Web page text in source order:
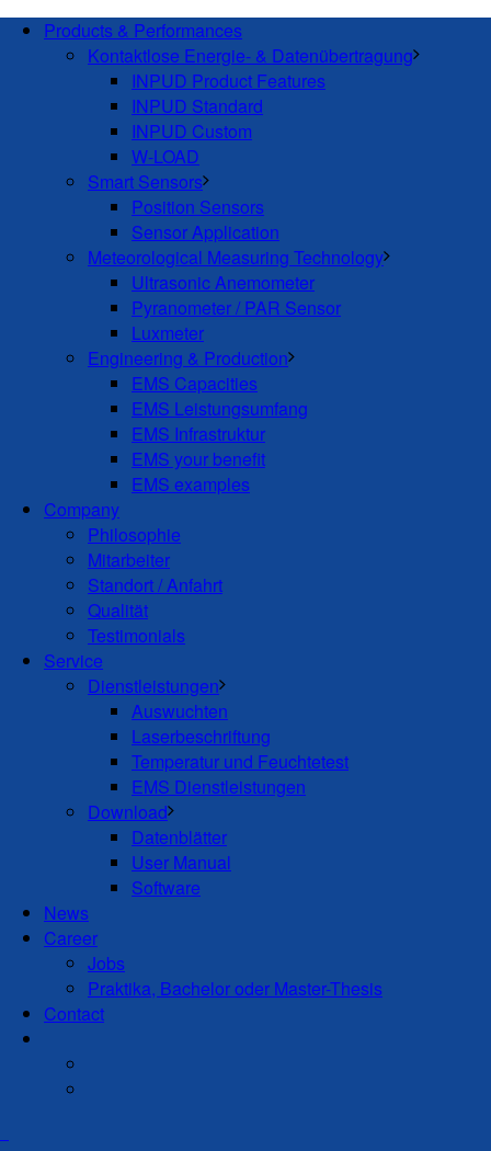
Products & Performances
Kontaktlose Energie- & Datenübertragung
INPUD Product Features
INPUD Standard
INPUD Custom
W-LOAD
Smart Sensors
Position Sensors
Sensor Application
Meteorological Measuring Technology
Ultrasonic Anemometer
Pyranometer / PAR Sensor
Luxmeter
Engineering & Production
EMS Capacities
EMS Leistungsumfang
EMS Infrastruktur
EMS your benefit
EMS examples
Company
Philosophie
Mitarbeiter
Standort / Anfahrt
Qualität
Testimonials
Service
Dienstleistungen
Auswuchten
Laserbeschriftung
Temperatur und Feuchtetest
EMS Dienstleistungen
Download
Datenblätter
User Manual
Software
News
Career
Jobs
Praktika, Bachelor oder Master-Thesis
Contact